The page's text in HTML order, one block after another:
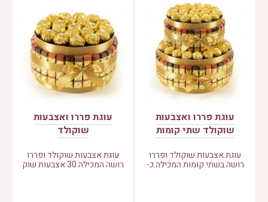
עוגת פררו ואצבעות
שוקולד שתי קומות
עוגת אצבעות שוקולד ופררו
רושה בשתי קומות המכילה:כ-
עוגת פררו ואצבעות
שוקולד
עוגת אצבעות שוקולד ופררו
רושה המכילה:30 אצבעות שוק